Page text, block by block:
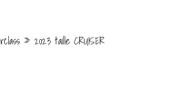
» 2023 taille CRUISER